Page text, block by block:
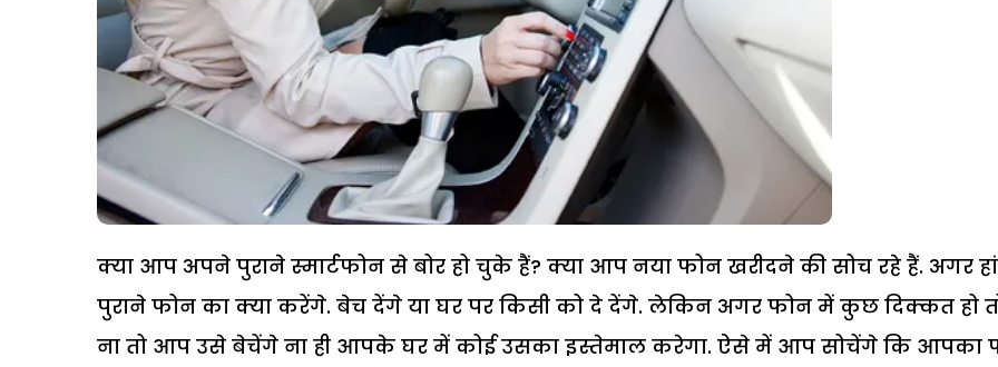
क्या आप अपने पुराने स्मार्टफोन से बोर हो चुके हैं? क्या आप नया फोन खरीदने की सोच रहे हैं. अगर
पुराने फोन का क्या करेंगे. बेच देंगे या घर पर किसी को दे देंगे. लेकिन अगर फोन में कुछ दिक्कत हो
ना तो आप उसे बेचेंगे ना ही आपके घर में कोई उसका इस्तेमाल करेगा. ऐसे में आप सोचेंगे कि आपका